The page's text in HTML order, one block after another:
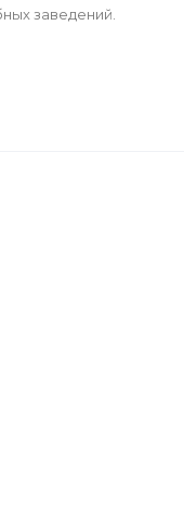
заведений.